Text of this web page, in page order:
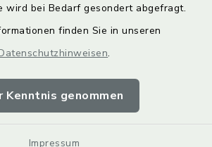
wird bei Bedarf gesondert abgefragt.
finden Sie in unseren
.
Kenntnis genommen
Impressum
Barrierefreiheit
Impressum